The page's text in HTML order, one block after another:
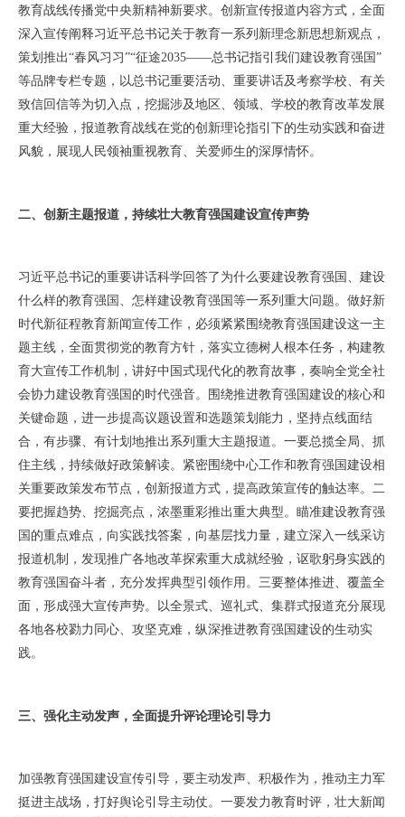
教育战线传播党中央新精神新要求。创新宣传报道内容方式，全面
深入宣传阐释习近平总书记关于教育一系列新理念新思想新观点，
策划推出“春风习习”“征途2035——总书记指引我们建设教育强国”
等品牌专栏专题，以总书记重要活动、重要讲话及考察学校、有关
致信回信等为切入点，挖掘涉及地区、领域、学校的教育改革发展
重大经验，报道教育战线在党的创新理论指引下的生动实践和奋进
风貌，展现人民领袖重视教育、关爱师生的深厚情怀。
二、创新主题报道，持续壮大教育强国建设宣传声势
习近平总书记的重要讲话科学回答了为什么要建设教育强国、建设
什么样的教育强国、怎样建设教育强国等一系列重大问题。做好新
时代新征程教育新闻宣传工作，必须紧紧围绕教育强国建设这一主
题主线，全面贯彻党的教育方针，落实立德树人根本任务，构建教
育大宣传工作机制，讲好中国式现代化的教育故事，奏响全党全社
会协力建设教育强国的时代强音。围绕推进教育强国建设的核心和
关键命题，进一步提高议题设置和选题策划能力，坚持点线面结
合，有步骤、有计划地推出系列重大主题报道。一要总揽全局、抓
住主线，持续做好政策解读。紧密围绕中心工作和教育强国建设相
关重要政策发布节点，创新报道方式，提高政策宣传的触达率。二
要把握趋势、挖掘亮点，浓墨重彩推出重大典型。瞄准建设教育强
国的重点难点，向实践找答案，向基层找力量，建立深入一线采访
报道机制，发现推广各地改革探索重大成就经验，讴歌躬身实践的
教育强国奋斗者，充分发挥典型引领作用。三要整体推进、覆盖全
面，形成强大宣传声势。以全景式、巡礼式、集群式报道充分展现
各地各校勠力同心、攻坚克难，纵深推进教育强国建设的生动实
践。
三、强化主动发声，全面提升评论理论引导力
加强教育强国建设宣传引导，要主动发声、积极作为，推动主力军
挺进主战场，打好舆论引导主动仗。一要发力教育时评，壮大新闻